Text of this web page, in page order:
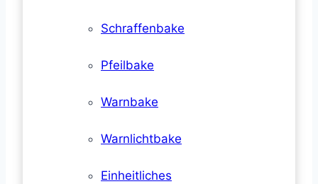
Schraffenbake
Pfeilbake
Warnbake
Warnlichtbake
Einheitliches